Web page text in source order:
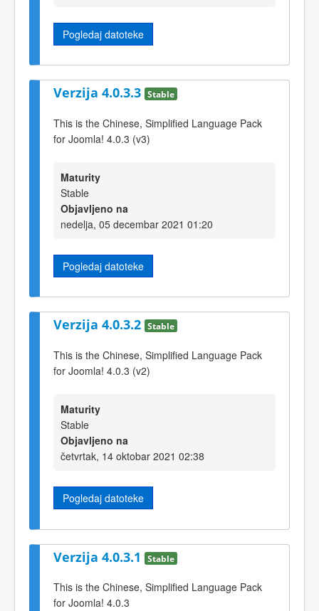
Pogledaj datoteke
Verzija 4.0.3.3 Stable
This is the Chinese, Simplified Language Pack
for Joomla! 4.0.3 (v3)
Maturity
Stable
Objavljeno na
nedelja, 05 decembar 2021 01:20
Pogledaj datoteke
Verzija 4.0.3.2 Stable
This is the Chinese, Simplified Language Pack
for Joomla! 4.0.3 (v2)
Maturity
Stable
Objavljeno na
četvrtak, 14 oktobar 2021 02:38
Pogledaj datoteke
Verzija 4.0.3.1 Stable
This is the Chinese, Simplified Language Pack
for Joomla! 4.0.3